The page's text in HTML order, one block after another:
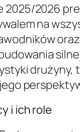
2025/2026
na
drużyny,
i ich role